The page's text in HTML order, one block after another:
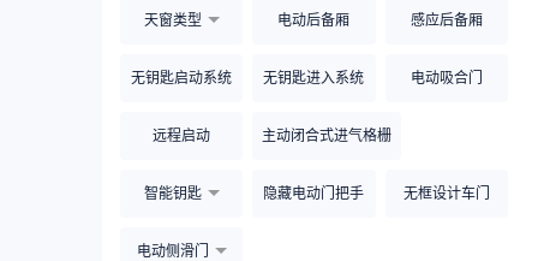
天窗类型 电动后备厢 感应后备厢
无钥匙启动系统 无钥匙进入系统 电动吸合门
远程启动 主动闭合式进气格栅
智能钥匙 隐藏电动门把手 无框设计车门
电动侧滑门